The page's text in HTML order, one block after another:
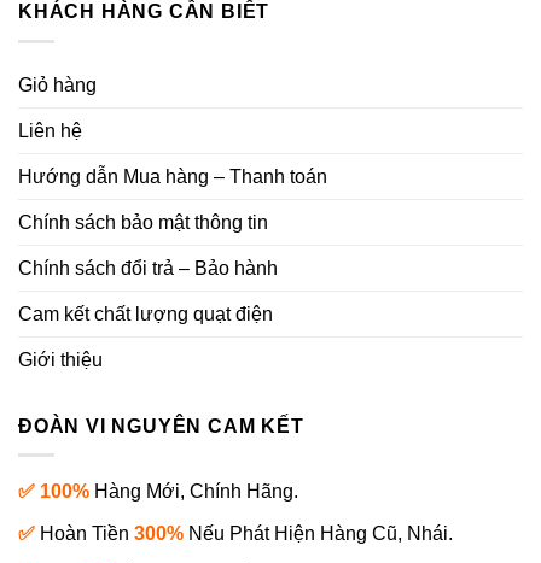
KHÁCH HÀNG CẦN BIẾT
Giỏ hàng
Liên hệ
Hướng dẫn Mua hàng – Thanh toán
Chính sách bảo mật thông tin
Chính sách đổi trả – Bảo hành
Cam kết chất lượng quạt điện
Giới thiệu
ĐOÀN VI NGUYÊN CAM KẾT
✅ 100% Hàng Mới, Chính Hãng.
✅ Hoàn Tiền 300% Nếu Phát Hiện Hàng Cũ, Nhái.